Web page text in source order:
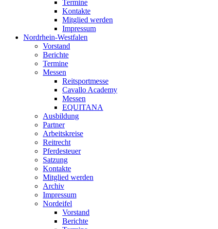
Termine
Kontakte
Mitglied werden
Impressum
Nordrhein-Westfalen
Vorstand
Berichte
Termine
Messen
Reitsportmesse
Cavallo Academy
Messen
EQUITANA
Ausbildung
Partner
Arbeitskreise
Reitrecht
Pferdesteuer
Satzung
Kontakte
Mitglied werden
Archiv
Impressum
Nordeifel
Vorstand
Berichte